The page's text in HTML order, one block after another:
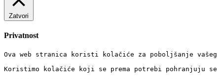
Zatvori
Privatnost
Ova web stranica koristi kolačiće za poboljšanje
Koristimo kolačiće koji se prema potrebi pohranjuju